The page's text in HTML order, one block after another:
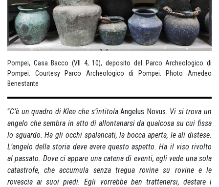
Pompei, Casa Bacco (VII 4, 10), deposito del Parco Archeologico di
Pompei. Courtesy Parco Archeologico di Pompei. Photo Amedeo
Benestante
“C’è un quadro di Klee che s’intitolaAngelus Novus. Vi si trova un
angelo che sembra in atto di allontanarsi da qualcosa su cui fissa
lo sguardo. Ha gli occhi spalancati, la bocca aperta, le ali distese.
L’angelo della storia deve avere questo aspetto. Ha il viso rivolto
al passato. Dove ci appare una catena di eventi, egli vede una sola
catastrofe, che accumula senza tregua rovine su rovine e le
rovescia ai suoi piedi. Egli vorrebbe ben trattenersi, destare i